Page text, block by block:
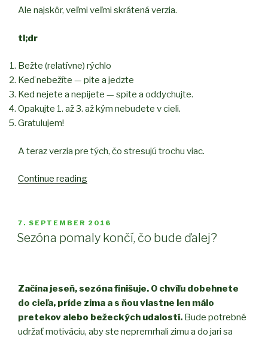
Ale najskôr, veľmi veľmi skrátená verzia.
tl;dr
Bežte (relatívne) rýchlo
Keď nebežíte — pite a jedzte
Ked nejete a nepijete — spite a oddychujte.
Opakujte 1. až 3. až kým nebudete v cieli.
Gratulujem!
A teraz verzia pre tých, čo stresujú trochu viac.
Continue reading
pretek”
POSTED
ON
7. SEPTEMBER 2016
Sezóna pomaly končí, čo bude ďalej?
Začína jeseň, sezóna finišuje. O chvíľu dobehnete
do cieľa, príde zima a s ňou vlastne len málo
pretekov alebo bežeckých udalostí. Bude potrebné
udržať motiváciu, aby ste nepremrhali zimu a do jari sa